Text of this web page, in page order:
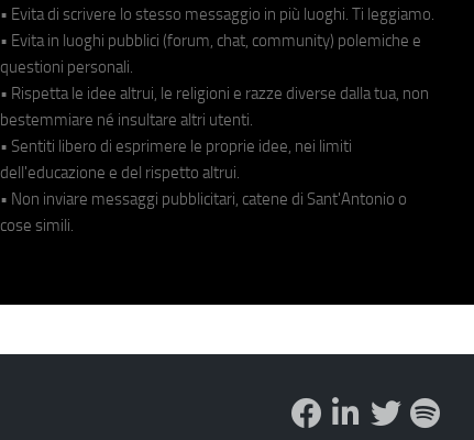
• Evita di scrivere lo stesso messaggio in più luoghi. Ti leggiamo.
• Evita in luoghi pubblici (forum, chat, community) polemiche e
questioni personali.
• Rispetta le idee altrui, le religioni e razze diverse dalla tua, non
bestemmiare né insultare altri utenti.
• Sentiti libero di esprimere le proprie idee, nei limiti
dell'educazione e del rispetto altrui.
• Non inviare messaggi pubblicitari, catene di Sant'Antonio o
cose simili.